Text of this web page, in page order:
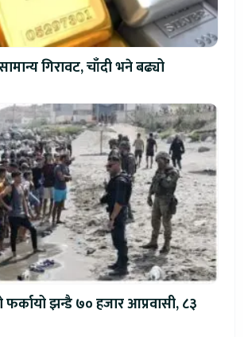
गिरावट, चाँदी भने बढ्यो
झन्डै ७० हजार आप्रवासी, ८३